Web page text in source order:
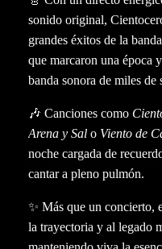
sonido original,
grandes éxitos de la
que marcaron una época
banda sonora de miles de
🎶 Canciones como
Arena y Sal o Viento de
noche cargada de
cantar a pleno pulmón.
✨ Más que un concierto,
la trayectoria y al legado